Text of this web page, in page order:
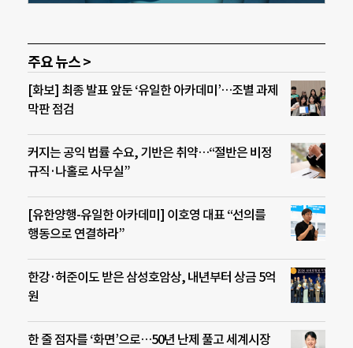
주요 뉴스 >
[화보] 최종 발표 앞둔 ‘유일한 아카데미’…조별 과제
막판 점검
커지는 공익 법률 수요, 기반은 취약…“절반은 비정
규직·나홀로 사무실”
[유한양행-유일한 아카데미] 이호영 대표 “선의를
행동으로 연결하라”
한강·허준이도 받은 삼성호암상, 내년부터 상금 5억
원
한 줄 점자를 ‘화면’으로…50년 난제 풀고 세계시장